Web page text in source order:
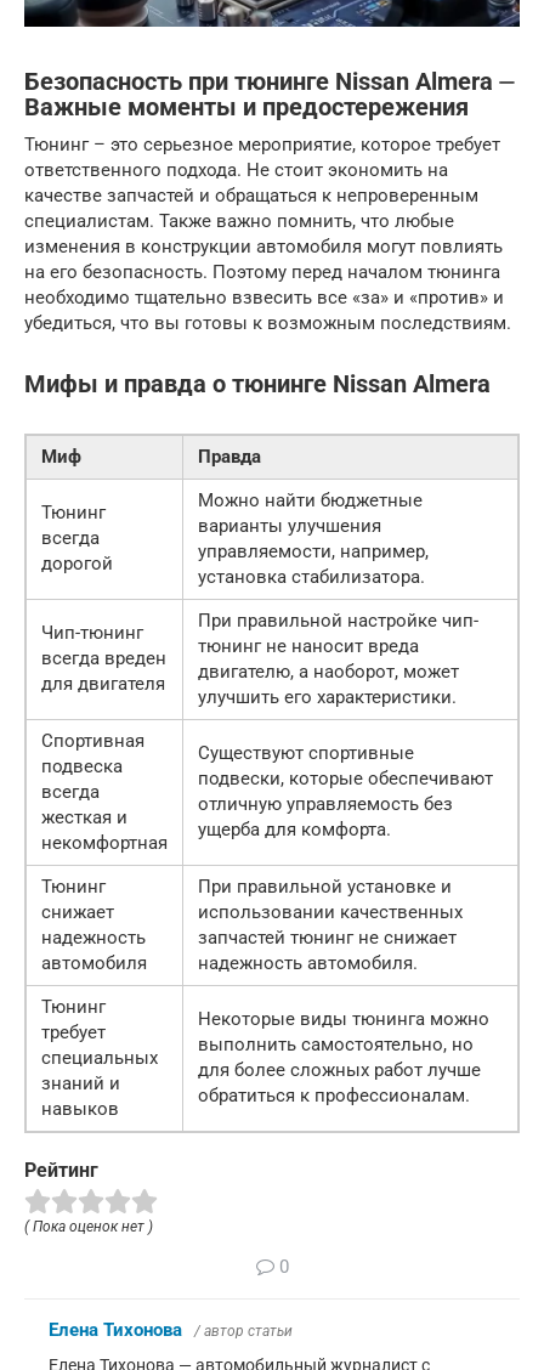
Безопасность при тюнинге Nissan Almera ⏤
Важные моменты и предостережения
Тюнинг – это серьезное мероприятие, которое требует
ответственного подхода. Не стоит экономить на
качестве запчастей и обращаться к непроверенным
специалистам. Также важно помнить, что любые
изменения в конструкции автомобиля могут повлиять
на его безопасность. Поэтому перед началом тюнинга
необходимо тщательно взвесить все «за» и «против» и
убедиться, что вы готовы к возможным последствиям.
Мифы и правда о тюнинге Nissan Almera
Миф Правда
Тюнинг
всегда
дорогой
Можно найти бюджетные
варианты улучшения
управляемости, например,
установка стабилизатора.
Чип-тюнинг
всегда вреден
для двигателя
При правильной настройке чип-
тюнинг не наносит вреда
двигателю, а наоборот, может
улучшить его характеристики.
Спортивная
подвеска
всегда
жесткая и
некомфортная
Существуют спортивные
подвески, которые обеспечивают
отличную управляемость без
ущерба для комфорта.
Тюнинг
снижает
надежность
автомобиля
При правильной установке и
использовании качественных
запчастей тюнинг не снижает
надежность автомобиля.
Тюнинг
требует
специальных
знаний и
навыков
Некоторые виды тюнинга можно
выполнить самостоятельно, но
для более сложных работ лучше
обратиться к профессионалам.
Рейтинг
( Пока оценок нет )
0
Елена Тихонова / автор статьи
Елена Тихонова — автомобильный журналист с